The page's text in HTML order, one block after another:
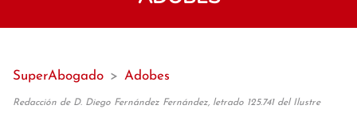
SuperAbogado > Adobes
Redacción de D. Diego Fernández Fernández, letrado 125.741 del Ilustre